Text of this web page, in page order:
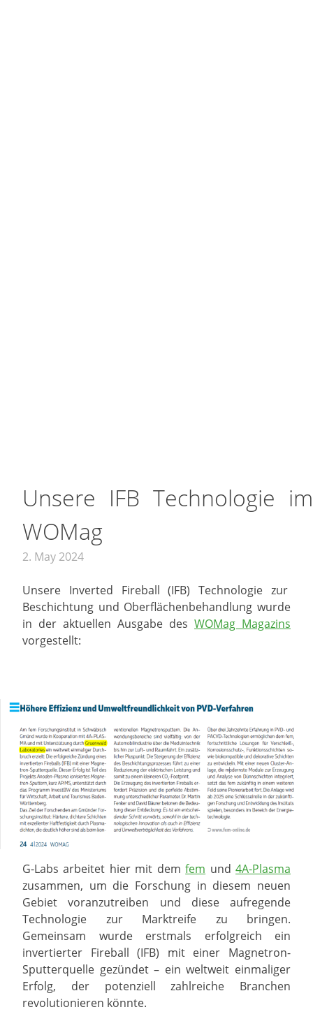
Unsere IFB Technologie im
WOMag
2. May 2024
Unsere Inverted Fireball (IFB) Technologie zur
Beschichtung und Oberflächenbehandlung wurde
in der aktuellen Ausgabe des WOMag Magazins
vorgestellt:
G-Labs arbeitet hier mit demfem und4A-Plasma
zusammen, um die Forschung in diesem neuen
Gebiet voranzutreiben und diese aufregende
Technologie zur Marktreife zu bringen.
Gemeinsam wurde erstmals erfolgreich ein
invertierter Fireball (IFB) mit einer Magnetron-
Sputterquelle gezündet – ein weltweit einmaliger
Erfolg, der potenziell zahlreiche Branchen
revolutionieren könnte.